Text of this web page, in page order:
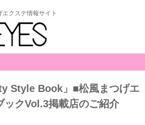
エクステ情報サイト
Style Book」■松風まつげエ
ックVol.3掲載店のご紹介